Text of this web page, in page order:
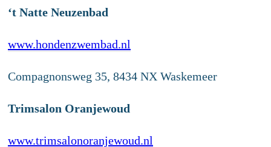
‘t Natte Neuzenbad
www.hondenzwembad.nl
Compagnonsweg 35, 8434 NX Waskemeer
Trimsalon Oranjewoud
www.trimsalonoranjewoud.nl